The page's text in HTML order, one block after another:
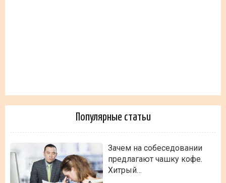
Популярные статьи
Зачем на собеседовании
предлагают чашку кофе.
Хитрый…